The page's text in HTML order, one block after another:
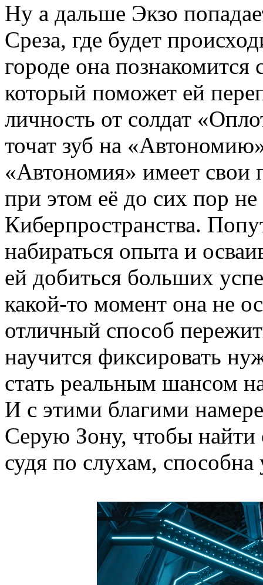
Ну а дальше Экзо
Среза, где будет
городе она
который поможет ей
личность от солдат
точат зуб на
«Автономия» имеет свои
при этом её до сих пор не
Киберпространства.
набираться опыта и
ей добиться больших
какой-то момент она не
отличный способ
научится фиксировать
стать реальным шансом
И с этими благими
Серую Зону, чтобы найти
судя по слухам,